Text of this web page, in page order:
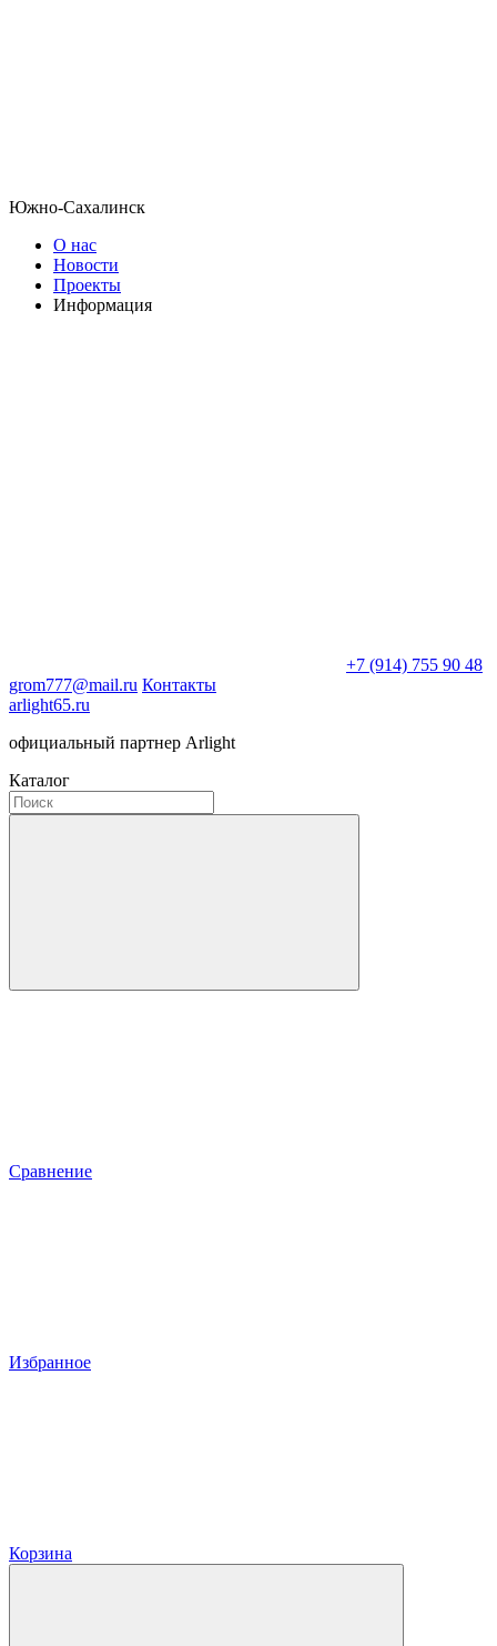
Южно-Сахалинск
О нас
Новости
Проекты
Информация
+7 (914) 755 90 48
grom777@mail.ru Контакты
arlight65.ru
официальный партнер Arlight
Каталог
Сравнение
Избранное
Корзина